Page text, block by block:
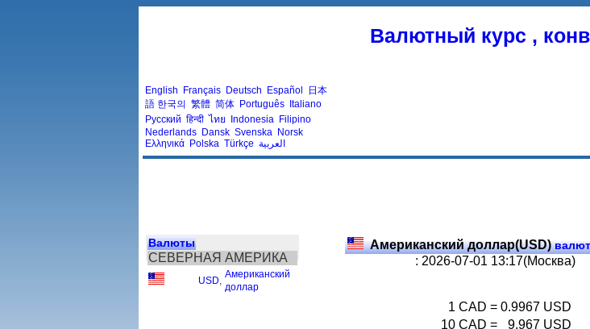
Валютный курс ,
English Français Deutsch Español
日本
語 한국의 繁體 简体 Português Italiano
Русский हिन्दी ไทย Indonesia Filipino
Nederlands Dansk Svenska Norsk
Ελληνικά Polska Türkçe العربية
Валюты
СЕВЕРНАЯ АМЕРИКА
USD
Американский
доллар
Американский доллар(USD)
: 2026-07-01 13:17(Москва)
1 CAD = 0.9967 USD
10 CAD = 9.967 USD